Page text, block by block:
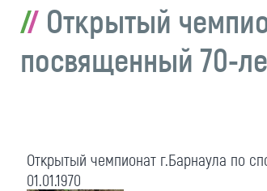
Открытый
посвященный 70-
Открытый чемпионат г.Барнаула по
01.01.1970